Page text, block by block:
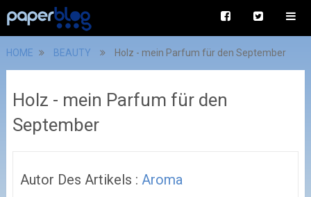
HOME BEAUTY Holz - mein Parfum für den September
Holz - mein Parfum für den
September
Autor Des Artikels : Aroma